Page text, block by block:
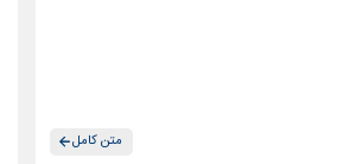
متن کامل